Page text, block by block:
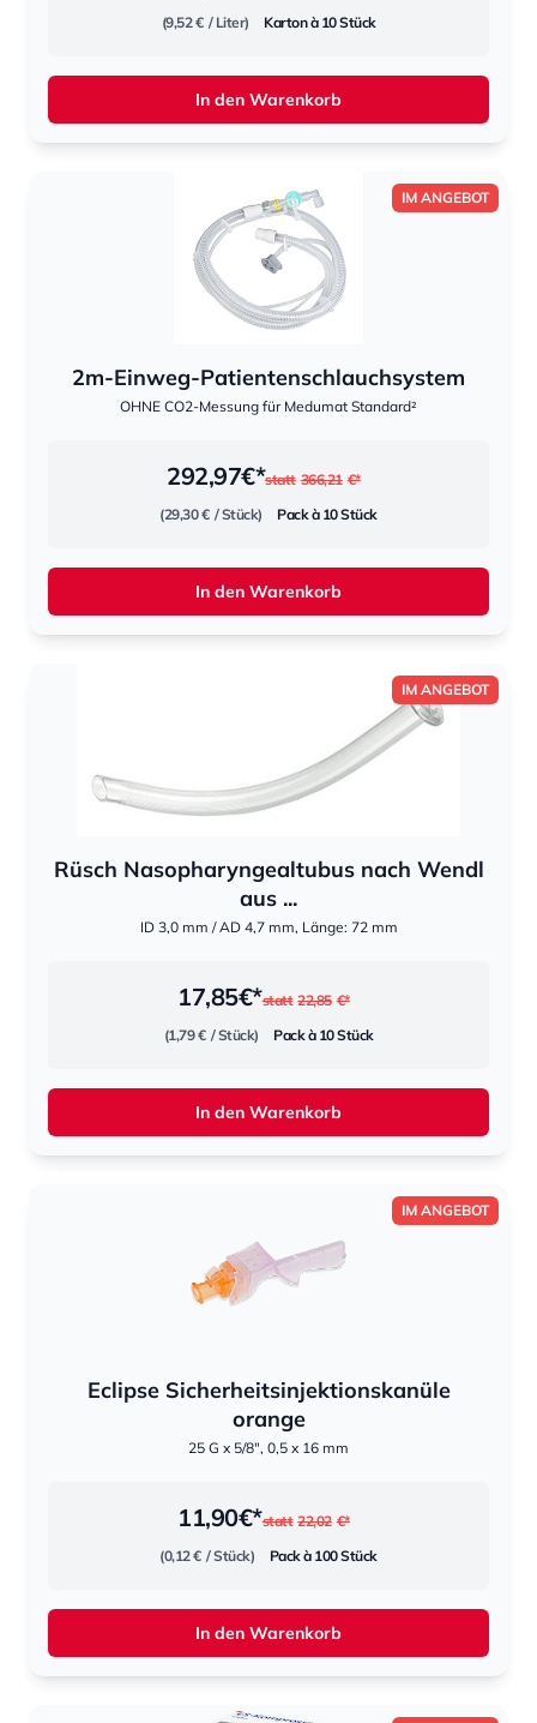
(9,52 € / Liter) Karton à 10 Stück
In den Warenkorb
IM ANGEBOT
2m-Einweg-Patientenschlauchsystem
OHNE CO2-Messung für Medumat Standard²
statt 366,21 €*
292,97€*
(29,30 € / Stück) Pack à 10 Stück
In den Warenkorb
IM ANGEBOT
Rüsch Nasopharyngealtubus nach Wendl
aus ...
ID 3,0 mm / AD 4,7 mm, Länge: 72 mm
statt 22,85 €*
17,85€*
(1,79 € / Stück) Pack à 10 Stück
In den Warenkorb
IM ANGEBOT
Eclipse Sicherheitsinjektionskanüle
orange
25 G x 5/8", 0,5 x 16 mm
statt 22,02 €*
11,90€*
(0,12 € / Stück) Pack à 100 Stück
In den Warenkorb